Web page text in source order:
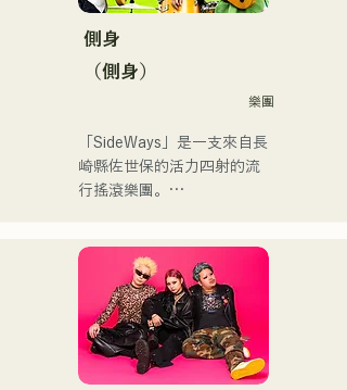
Festival ,sunset live2019、
鷹祭Summer Boostイベン
トステージにも出演。MCと
cup2019 Public viewing、競
輪日本一ダービーの場内ア
ナウンス、ラグビー女子日
本代表世界大会スタジアム
滑走屋場内アナウンス、ク
リスマスアドベント、イス
ラデサルサ、福岡ウィニン
グスピリッツのスタジアム
DJ、金鷲旗、山笠関連イベ
ント、地域イベント、
ままで。僕とあなたのため
の音楽を。」気持ちが落ち
まう時こそ聴いてほしい。
自分自身も迷いや葛藤を抱
作り物ではなく、ありのま
まの感情や言葉をそのまま
音楽にしている。
2024年10月より音楽活動を
福岡を中心にブッキングラ
イブや路上ライブなど精力
的に活動を行っている。
2025年11月22日にはファー
側身
（側身）
樂團
「SideWays」是一支來自長
崎縣佐世保的活力四射的流
行搖滾樂團。
EP《夢戰夜》，並開啟了全
國巡迴演出。
來聽聽他們根據小說改編的
充滿樂趣又略帶憂鬱的歌曲
吧！